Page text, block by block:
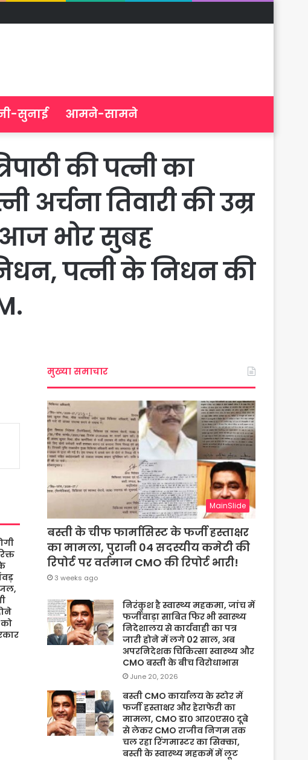
सुनाई आमने-सामने
की पत्नी का
अर्चना तिवारी की उम्र
आज भोर सुबह
पत्नी के निधन की
को
मुख्या समाचार
MainSlide
बस्ती के चीफ फार्मासिस्ट के फर्जी हस्ताक्षर
का मामला, पुरानी 04 सदस्यीय कमेटी की
रिपोर्ट पर वर्तमान CMO की रिपोर्ट भारी!
3 weeks ago
निरंकुश है स्वास्थ्य महकमा, जांच में
फर्जीवाड़ा साबित फिर भी स्वास्थ्य
निदेशालय से कार्यवाही का पत्र
जारी होने में लगे 02 साल, अब
अपरनिदेशक चिकित्सा स्वास्थ्य और
CMO बस्ती के बीच विरोधाभास
June 20, 2026
बस्ती CMO कार्यालय के स्टोर में
फर्जी हस्ताक्षर और हेराफेरी का
मामला, CMO डा० आर०एस० दूबे
से लेकर CMO राजीव निगम तक
चल रहा रिंगमास्टर का सिक्का,
बस्ती के स्वास्थ्य महकमें में लूट